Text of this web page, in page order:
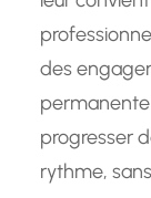
des
progresser
rythme,